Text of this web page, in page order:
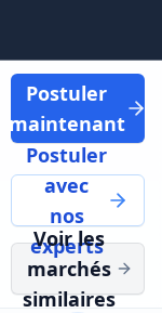
Postuler
maintenant
Postuler
avec
nos
experts
Voir les
marchés
similaires